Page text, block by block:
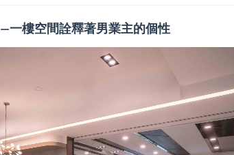
—一樓空間詮釋著男業主的個性